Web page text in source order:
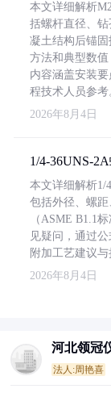
本文详细解析
括螺杆直径、
凝土结构后锚固
方法和典型数值
内容涵盖安装
程技术人员参考
2026年8月4日
1/4-36UNS-
本文详细解析1/
包括外径、螺
（ASME B1.1
见疑问，通过
附加工艺建议与
2026年8月4日
河北领冠
法人:周艳喜